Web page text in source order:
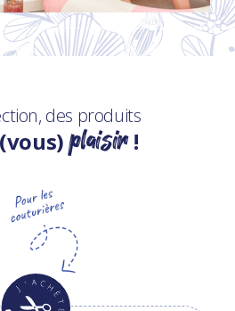
des produits
plaisir!